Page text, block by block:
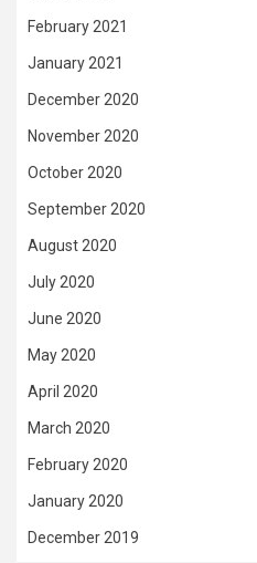
February 2021
January 2021
December 2020
November 2020
October 2020
September 2020
August 2020
July 2020
June 2020
May 2020
April 2020
March 2020
February 2020
January 2020
December 2019